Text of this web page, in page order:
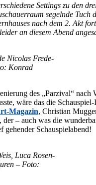
Set­tings zu den
se­geln­de
nach dem 2. Akt
an die­sem Abend
Ni­co­las Fre­de­
Kon­rad
des „Par­zi­val“
wäre das die
Ma­ga­zin, Chris­ti­an
der – auch was die
ge­hen­der Schauspielabend!
Luca Ro­sen­
– Foto: